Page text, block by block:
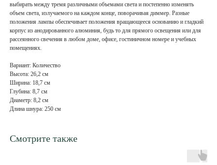
выбирать между тремя различными объемами света и постепенно изменять
объем света, излучаемого на каждом конце, поворачивая диммер. Разные
положения лампы обеспечивает положения вращающееся основанию и гладкий
корпус из анодированного алюминия, будь то для прямого освещения или для
рассеянного свечения в любом доме, офисе, гостиничном номере и учебных
помещениях.
Вариант: Количество
Высота: 26,2 см
Ширина: 18,7 см
Глубина: 8,7 см
Диаметр: 8,2 см
Длина шнура: 250 см
Смотрите также